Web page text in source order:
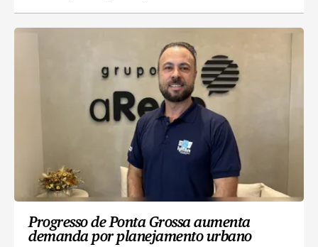
Progresso de Ponta Grossa aumenta
demanda por planejamento urbano